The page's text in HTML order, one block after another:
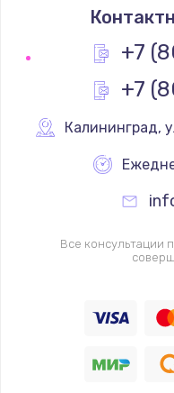
+7
+7
Калининград,
Все консультации